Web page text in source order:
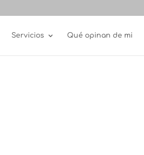
Servicios Qué opinan de mi